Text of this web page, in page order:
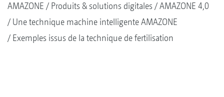
AMAZONE Produits & solutions digitales
AMAZONE 4,0
Une technique machine intelligente AMAZONE
Exemples issus de la technique de fertilisation